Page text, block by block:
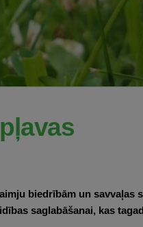
biedrībām un savvaļas
saglabāšanai, kas